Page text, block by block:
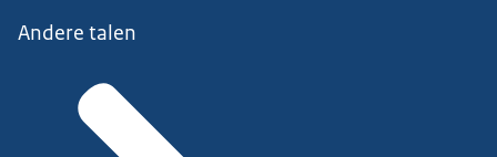
Andere talen